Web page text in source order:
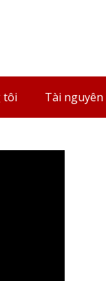
tôi Tài nguyên